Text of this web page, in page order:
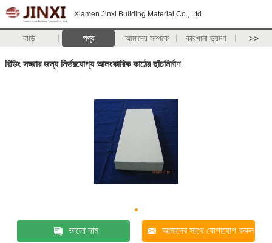
Xiamen Jinxi Building Material Co., Ltd.
বাড়ি পণ্য আমাদের সম্পর্কে কারখানা ভ্রমণ >>
বিল্ডিং সজ্জার জন্য নির্ভরযোগ্য আলংকারিক কাঠের ছাঁচনির্মাণ
ভালো দাম আমাদের সাথে যোগাযোগ করুন